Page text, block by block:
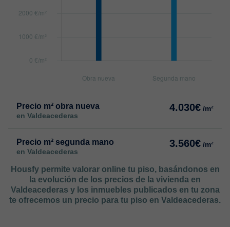
Precio m² obra nueva
en Valdeacederas
4.030€ /m²
Precio m² segunda mano
en Valdeacederas
3.560€ /m²
Housfy permite valorar online tu piso, basándonos en
la evolución de los precios de la vivienda en
Valdeacederas y los inmuebles publicados en tu zona
te ofrecemos un precio para tu piso en Valdeacederas.